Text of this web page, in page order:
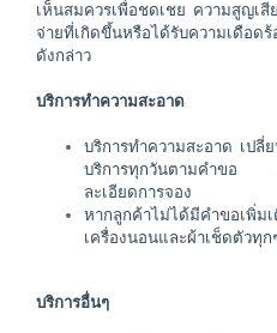
เห็นสมควรเพื่อชดเชย ความสูญเ
จ่ายที่เกิดขึ้นหรือได้รับความเดือด
ดังกล่าว
บริการทำความสะอาด
บริการทำความสะอาด เปลี่
บริการทุกวันตามคำขอ เ
ละเอียดการจอง
หากลูกค้าไม่ได้มีคำขอเ
เครื่องนอนและผ้าเช็ดตัวทุก
บริการอื่นๆ